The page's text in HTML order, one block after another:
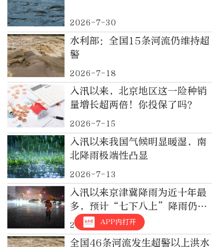
2026-7-30
水利部：全国15条河流仍维持超
警
2026-7-18
入汛以来，北京地区这一险种销
量增长超两倍！你投保了吗？
2026-7-15
入汛以来我国气候明显暖湿，南
北降雨极端性凸显
2026-7-13
入汛以来京津冀降雨为近十年最
多，预计“七下八上”降雨仍将
偏多二到五成
2026-7-13
全国46条河流发生超警以上洪水
APP内打开